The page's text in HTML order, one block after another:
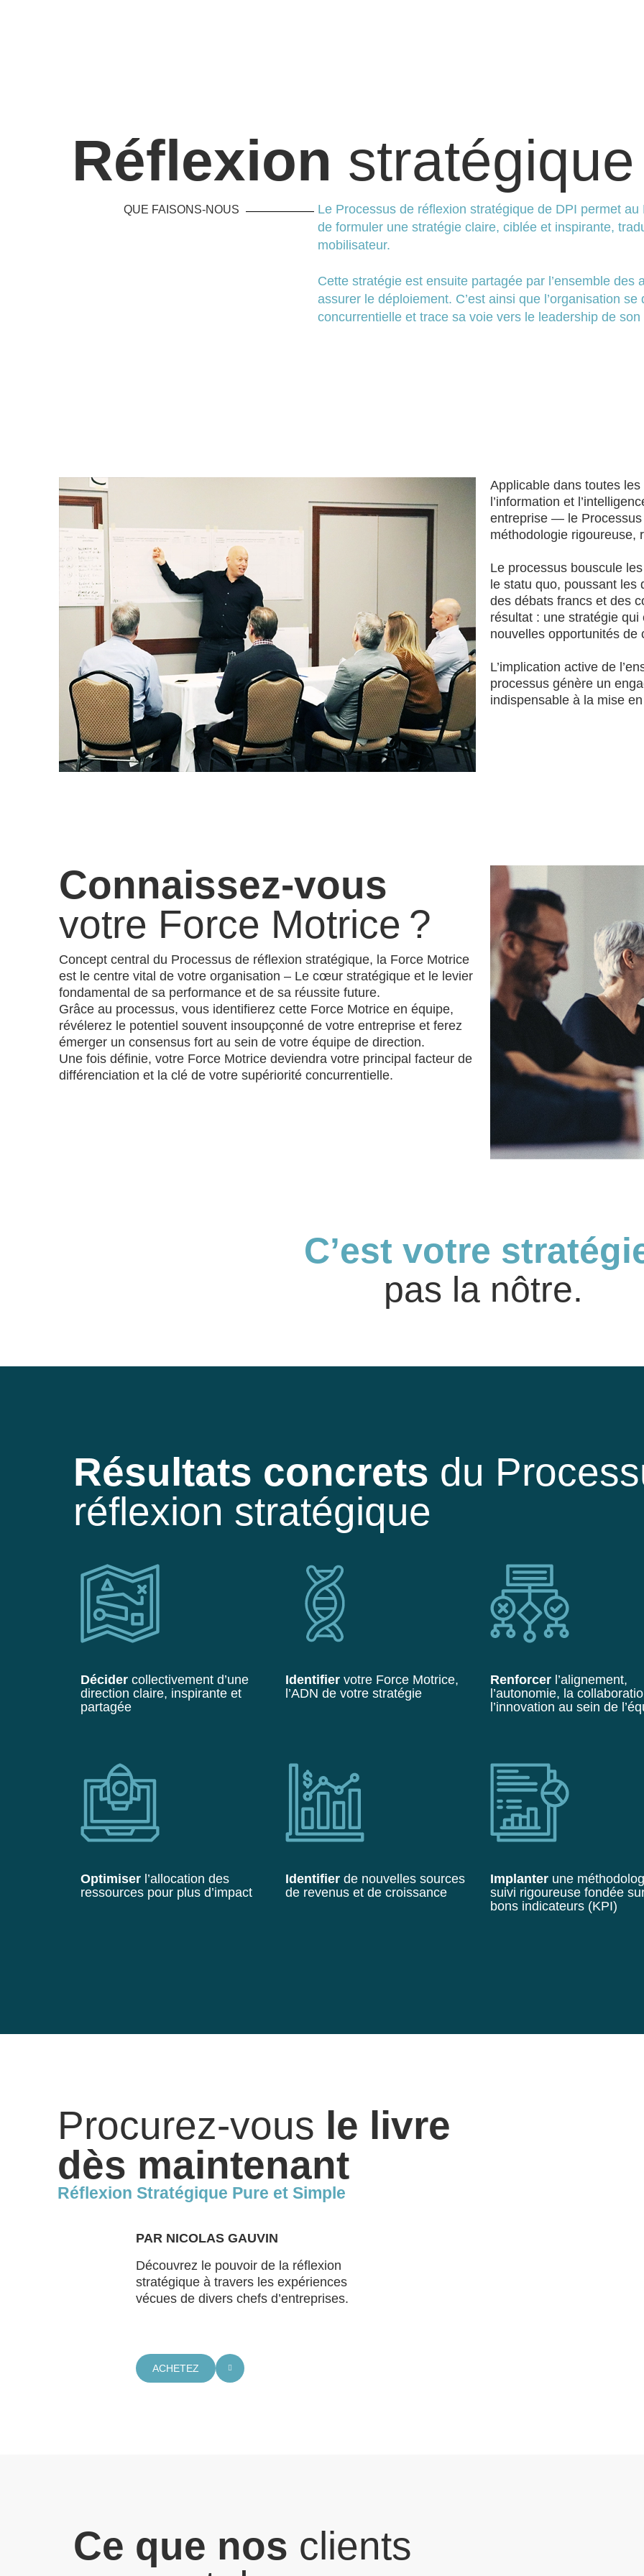
Réflexion stratégique
QUE FAISONS-NOUS
Le Processus de réflexion stratégique de DPI permet
de formuler une stratégie claire, ciblée et inspirante,
mobilisateur.
Cette stratégie est ensuite partagée par l’ensemble des
assurer le déploiement. C’est ainsi que l’organisation
concurrentielle et trace sa voie vers le leadership de son
Applicable dans toutes
l’information et
entreprise — le
méthodologie rigoureuse,
Le processus bouscule
le statu quo, poussant
des débats francs et des
résultat : une stratégie
nouvelles opportunités de
L’implication active de
processus génère un
indispensable à la mise
Connaissez-vous
votre Force Motrice ?
Concept central du Processus de réflexion stratégique, la Force Motrice
est le centre vital de votre organisation – Le cœur stratégique et le levier
fondamental de sa performance et de sa réussite future.
Grâce au processus, vous identifierez cette Force Motrice en équipe,
révélerez le potentiel souvent insoupçonné de votre entreprise et ferez
émerger un consensus fort au sein de votre équipe de direction.
Une fois définie, votre Force Motrice deviendra votre principal facteur de
différenciation et la clé de votre supériorité concurrentielle.
C’est votre
pas la nôtre.
Résultats concrets du
réflexion stratégique
Décider collectivement d’une
direction claire, inspirante et
partagée
Identifier votre Force Motrice,
l’ADN de votre stratégie
Renforcer l’alignement,
l’autonomie, la
l’innovation au sein de
Optimiser l’allocation des
ressources pour plus d’impact
Identifier de nouvelles sources
de revenus et de croissance
Implanter une
suivi rigoureuse fondée
bons indicateurs (KPI)
Procurez-vous le livre
dès maintenant
Réflexion Stratégique Pure et Simple
PAR NICOLAS GAUVIN
Découvrez le pouvoir de la réflexion
stratégique à travers les expériences
vécues de divers chefs d’entreprises.
ACHETEZ
Ce que nos clients